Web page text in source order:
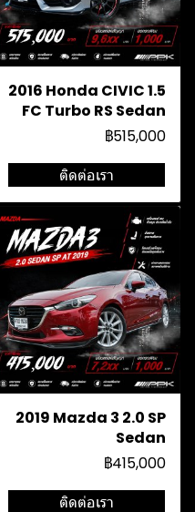
2016 Honda CIVIC 1.5
FC Turbo RS Sedan
฿515,000
ติดต่อเรา
2019 Mazda 3 2.0 SP
Sedan
฿415,000
ติดต่อเรา